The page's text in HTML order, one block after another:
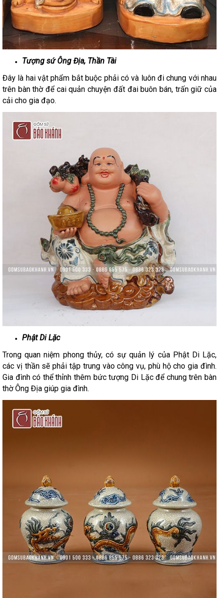
Tượng sứ Ông Địa, Thần Tài
Đây là hai vật phẩm bắt buộc phải có và luôn đi chung với nhau
trên bàn thờ để cai quản chuyện đất đai buôn bán, trấn giữ của
cải cho gia đạo.
Phật Di Lặc
Trong quan niệm phong thủy, có sự quản lý của Phật Di Lặc,
các vị thần sẽ phải tập trung vào công vụ, phù hộ cho gia đình.
Gia đình có thể thỉnh thêm bức tượng Di Lặc để chung trên bàn
thờ Ông Địa giúp gia đình.